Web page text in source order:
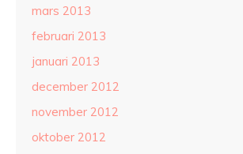
mars 2013
februari 2013
januari 2013
december 2012
november 2012
oktober 2012